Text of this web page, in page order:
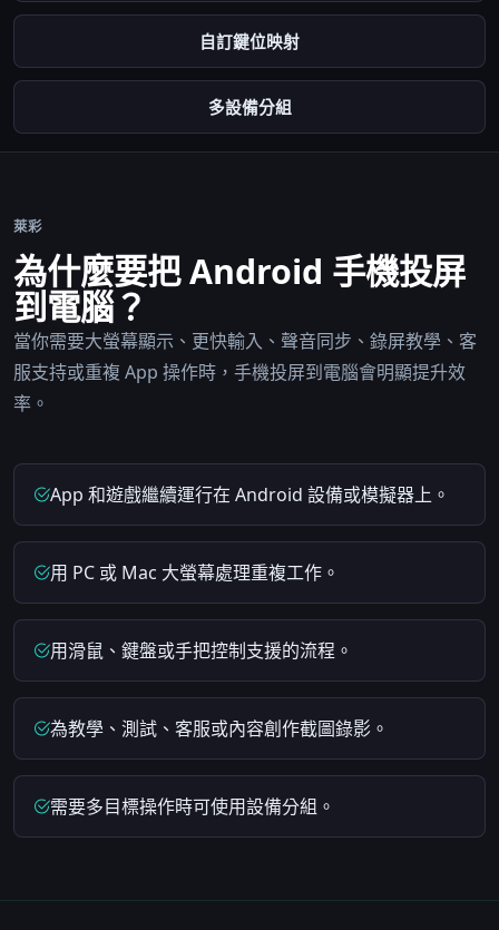
自訂鍵位映射
多設備分組
萊彩
為什麼要把 Android 手機投屏
到電腦？
當你需要大螢幕顯示、更快輸入、聲音同步、錄屏教學、客
服支持或重複 App 操作時，手機投屏到電腦會明顯提升效
率。
App 和遊戲繼續運行在 Android 設備或模擬器上。
用 PC 或 Mac 大螢幕處理重複工作。
用滑鼠、鍵盤或手把控制支援的流程。
為教學、測試、客服或內容創作截圖錄影。
需要多目標操作時可使用設備分組。